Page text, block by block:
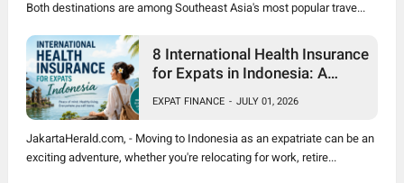
Both destinations are among Southeast Asia's most popular trave...
8 International Health Insurance
for Expats in Indonesia: A
EXPAT FINANCE - JULY 01, 2026
JakartaHerald.com, - Moving to Indonesia as an expatriate can be an
exciting adventure, whether you're relocating for work, retire...